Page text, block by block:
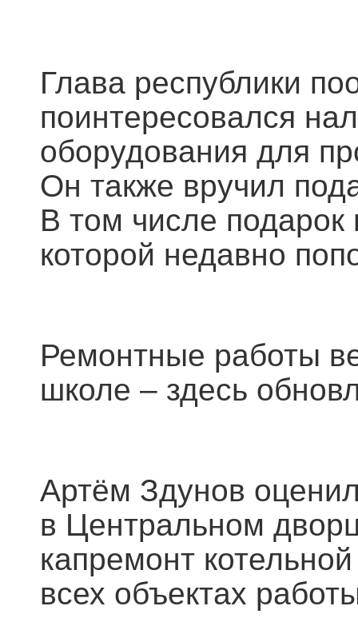
Глава республики
поинтересовался
оборудования для
Он также вручил
В том числе
которой недавно
Ремонтные работы
школе – здесь
Артём Здунов
в Центральном
капремонт
всех объектах